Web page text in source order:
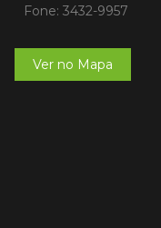
Fone: 3432-9957
Ver no Mapa